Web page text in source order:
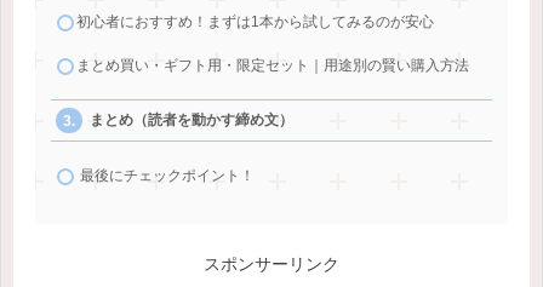
初心者におすすめ！まずは1本から試してみるのが安心
まとめ買い・ギフト用・限定セット｜用途別の賢い購入方法
まとめ（読者を動かす締め文）
最後にチェックポイント！
スポンサーリンク